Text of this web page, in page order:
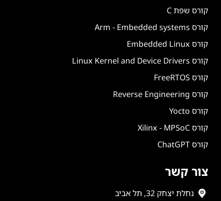
קורס שפת C
קורס Arm - Embedded systems
קורס Embedded Linux
קורס Linux Kernel and Device Drivers
קורס FreeRTOS
קורס Reverse Engineering
קורס Yocto
קורס Xilinx - MPSoC
קורס ChatGPT
צור קשר
נחלת יצחק 32, תל אביב